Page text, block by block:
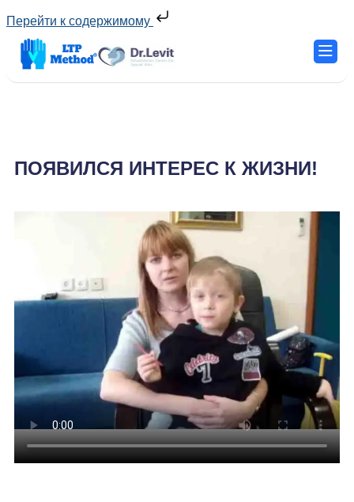
Перейти к содержимому
ПОЯВИЛСЯ ИНТЕРЕС К ЖИЗНИ!